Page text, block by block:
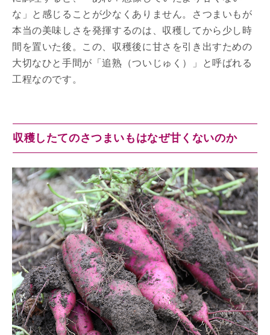
な」と感じることが少なくありません。さつまいもが
本当の美味しさを発揮するのは、収穫してから少し時
間を置いた後。この、収穫後に甘さを引き出すための
大切なひと手間が「追熟（ついじゅく）」と呼ばれる
工程なのです。
収穫したてのさつまいもはなぜ甘くないのか